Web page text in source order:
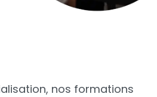
nos formations